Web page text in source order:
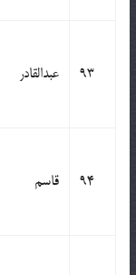
93 عبدالقادر
94 قاسم